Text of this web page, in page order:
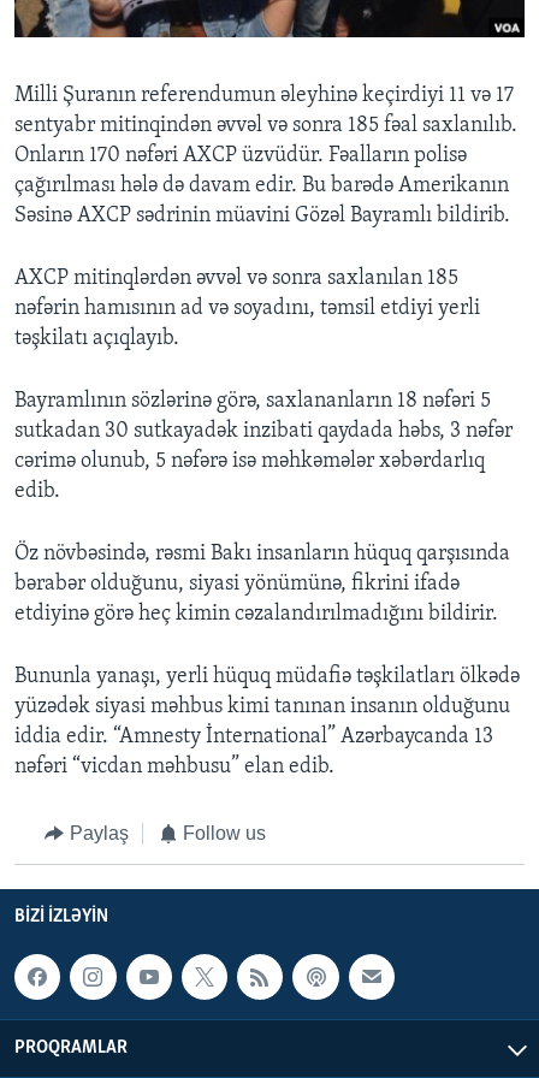
Dillər
Milli Şuranın referendumun əleyhinə keçirdiyi 11 və 17
sentyabr mitinqindən əvvəl və sonra 185 fəal saxlanılıb.
Onların 170 nəfəri AXCP üzvüdür. Fəalların polisə
çağırılması hələ də davam edir. Bu barədə Amerikanın
Səsinə AXCP sədrinin müavini Gözəl Bayramlı bildirib.
AXCP mitinqlərdən əvvəl və sonra saxlanılan 185
nəfərin hamısının ad və soyadını, təmsil etdiyi yerli
təşkilatı açıqlayıb.
Bayramlının sözlərinə görə, saxlananların 18 nəfəri 5
sutkadan 30 sutkayadək inzibati qaydada həbs, 3 nəfər
cərimə olunub, 5 nəfərə isə məhkəmələr xəbərdarlıq
edib.
Öz növbəsində, rəsmi Bakı insanların hüquq qarşısında
bərabər olduğunu, siyasi yönümünə, fikrini ifadə
etdiyinə görə heç kimin cəzalandırılmadığını bildirir.
Bununla yanaşı, yerli hüquq müdafiə təşkilatları ölkədə
yüzədək siyasi məhbus kimi tanınan insanın olduğunu
iddia edir. “Amnesty İnternational” Azərbaycanda 13
nəfəri “vicdan məhbusu” elan edib.
Paylaş Follow us
BIZI IZLƏYIN
PROQRAMLAR